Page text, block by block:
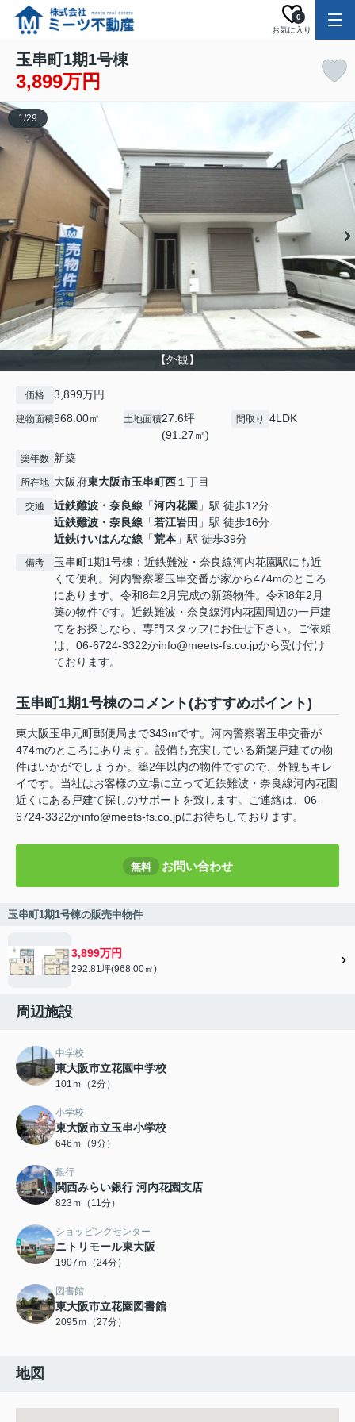
お気に入り
0
玉串町1期1号棟
3,899万円
【外観】
1/29
価格 3,899万円
建物面積968.00㎡ 土地面積27.6坪
(91.27㎡)
間取り 4LDK
築年数 新築
所在地 大阪府東大阪市玉串町西１丁目
交通 近鉄難波・奈良線 「河内花園 」駅 徒歩12分
近鉄難波・奈良線 「若江岩田 」駅 徒歩16分
近鉄けいはんな線 「荒本 」駅 徒歩39分
備考
玉串町1期1号棟：近鉄難波・奈良線河内花園駅にも近
くて便利。河内警察署玉串交番が家から474mのところ
にあります。令和8年2月完成の新築物件。令和8年2月
築の物件です。近鉄難波・奈良線河内花園周辺の一戸建
てをお探しなら、専門スタッフにお任せ下さい。ご依頼
は、06-6724-3322かinfo@meets-fs.co.jpから受け付け
ております。
玉串町1期1号棟のコメント(おすすめポイント)
東大阪玉串元町郵便局まで343mです。河内警察署玉串交番が
474mのところにあります。設備も充実している新築戸建ての物
件はいかがでしょうか。築2年以内の物件ですので、外観もキレ
イです。当社はお客様の立場に立って近鉄難波・奈良線河内花園
近くにある戸建て探しのサポートを致します。ご連絡は、06-
6724-3322かinfo@meets-fs.co.jpにお待ちしております。
無料 お問い合わせ
玉串町1期1号棟の販売中物件
3,899万円
292.81坪(968.00㎡)
周辺施設
中学校
東大阪市立花園中学校
101ｍ（2分）
小学校
東大阪市立玉串小学校
646ｍ（9分）
銀行
関西みらい銀行 河内花園支店
823ｍ（11分）
ショッピングセンター
ニトリモール東大阪
1907ｍ（24分）
図書館
東大阪市立花園図書館
2095ｍ（27分）
地図